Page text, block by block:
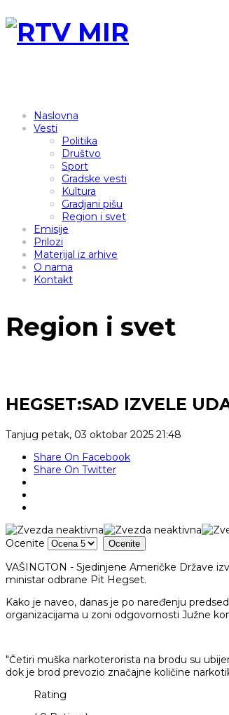
Naslovna
Vesti
Politika
Društvo
Sport
Gradske vesti
Kultura
Gradjani pišu
Region i svet
Emisije
Prilozi
Materijal iz arhive
O nama
Kontakt
Region i svet
HEGSET:SAD IZVELE
Tanjug petak, 03 oktobar 2025 21:48
Share On Facebook
Share On Twitter
Ocenite
VAŠINGTON - Sjedinjene Američke Države
ministar odbrane Pit Hegset.
Kako je naveo, danas je po naređenju
organizacijama u zoni odgovornosti Južne
"Četiri muška narkoterorista na brodu su
dok je brod prevozio značajne količine
Rating